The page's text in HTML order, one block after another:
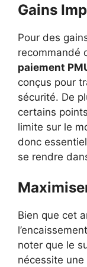
Gains
Pour des
recommandé
paiement
conçus pour
sécurité. De
certains
limite sur le
donc
se rendre
Bien que cet
noter que le
nécessite